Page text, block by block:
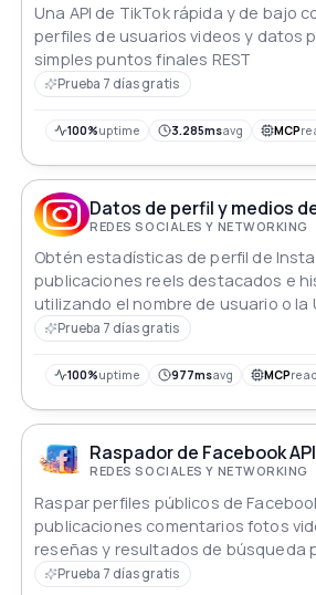
Una API de TikTok rápida y de bajo
perfiles de usuarios videos y datos
simples puntos finales REST
Prueba 7 días gratis
100%uptime 3.285msavg MCP
Datos de perfil y medios
REDES SOCIALES Y NETWORKING
Obtén estadísticas de perfil de
publicaciones reels destacados e
utilizando el nombre de usuario o la
Prueba 7 días gratis
100%uptime 977msavg MCP
Raspador de Facebook API
REDES SOCIALES Y NETWORKING
Raspar perfiles públicos de
publicaciones comentarios fotos
reseñas y resultados de búsqueda
información de monitoreo
Prueba 7 días gratis